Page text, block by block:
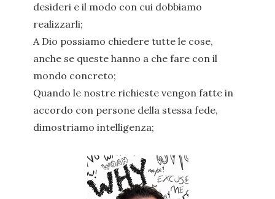
desideri e il modo con cui dobbiamo
realizzarli;
A Dio possiamo chiedere tutte le cose,
anche se queste hanno a che fare con il
mondo concreto;
Quando le nostre richieste vengon fatte in
accordo con persone della stessa fede,
dimostriamo intelligenza;